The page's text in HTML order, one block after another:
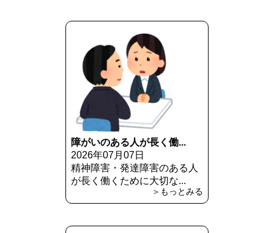
障がいのある人が長く働...
2026年07月07日
精神障害・発達障害のある人
が長く働くために大切な...
＞もっとみる